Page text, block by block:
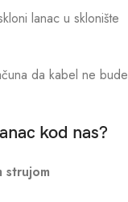
lanac u sklonište
da kabel ne bude
kod nas?
strujom